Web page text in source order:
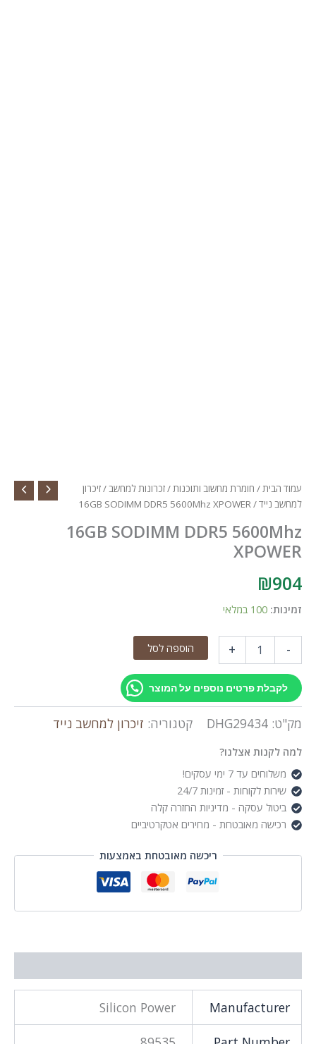
עמוד הבית/ חומרת מחשוב ותוכנות/זכרונות למחשב/זיכרון
למחשב נייד/ 16GB SODIMM DDR5 5600Mhz XPOWER
16GB SODIMM DDR5 5600Mhz
XPOWER
₪904
זמינות: 100 במלאי
-
SODIMM
DDR5
XPOWER
+ הוספה לסל
לקבלת פרטים נוספים על המוצר
מק"ט: DHG29434 קטגוריה: זיכרון למחשב נייד
למה לקנות אצלנו?
משלוחים עד 7 ימי עסקים!
שירות לקוחות - זמינות 24/7
ביטול עסקה - מדיניות החזרה קלה
רכישה מאובטחת - מחירים אטקרטיביים
ריכשה מאובטחת באמצעות
Manufacturer
Silicon Power